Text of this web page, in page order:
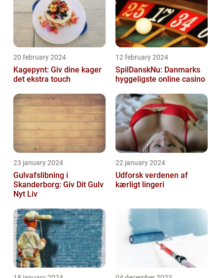
20 february 2024
Kagepynt: Giv dine kager
det ekstra touch
12 february 2024
SpilDanskNu: Danmarks
hyggeligste online casino
23 january 2024
Gulvafslibning i
Skanderborg: Giv Dit Gulv
Nyt Liv
22 january 2024
Udforsk verdenen af
kærligt lingeri